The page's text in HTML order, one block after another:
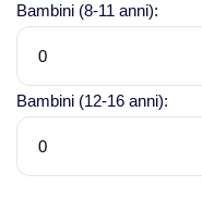
Bambini (8-11 anni):
Bambini (12-16 anni):